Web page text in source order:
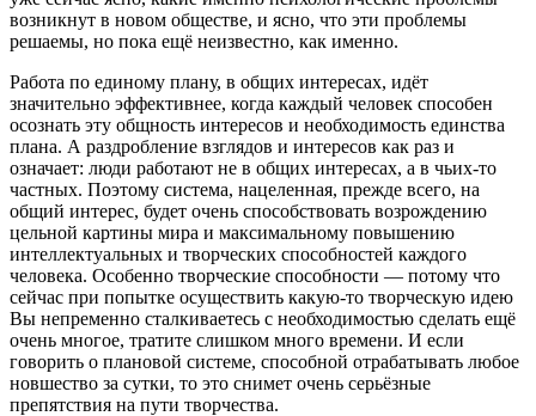
возникнут в новом обществе, и ясно, что эти проблемы
решаемы, но пока ещё неизвестно, как именно.
Работа по единому плану, в общих интересах, идёт
значительно эффективнее, когда каждый человек способен
осознать эту общность интересов и необходимость единства
плана. А раздробление взглядов и интересов как раз и
означает: люди работают не в общих интересах, а в чьих-то
частных. Поэтому система, нацеленная, прежде всего, на
общий интерес, будет очень способствовать возрождению
цельной картины мира и максимальному повышению
интеллектуальных и творческих способностей каждого
человека. Особенно творческие способности — потому что
сейчас при попытке осуществить какую-то творческую идею
Вы непременно сталкиваетесь с необходимостью сделать ещё
очень многое, тратите слишком много времени. И если
говорить о плановой системе, способной отрабатывать любое
новшество за сутки, то это снимет очень серьёзные
препятствия на пути творчества.